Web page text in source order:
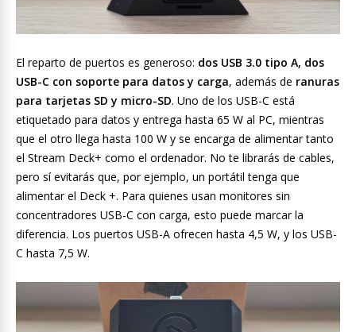
El reparto de puertos es generoso: dos USB 3.0 tipo A, dos
USB-C con soporte para datos y carga, además de ranuras
para tarjetas SD y micro-SD. Uno de los USB-C está
etiquetado para datos y entrega hasta 65 W al PC, mientras
que el otro llega hasta 100 W y se encarga de alimentar tanto
el Stream Deck+ como el ordenador. No te librarás de cables,
pero sí evitarás que, por ejemplo, un portátil tenga que
alimentar el Deck +. Para quienes usan monitores sin
concentradores USB-C con carga, esto puede marcar la
diferencia. Los puertos USB-A ofrecen hasta 4,5 W, y los USB-
C hasta 7,5 W.